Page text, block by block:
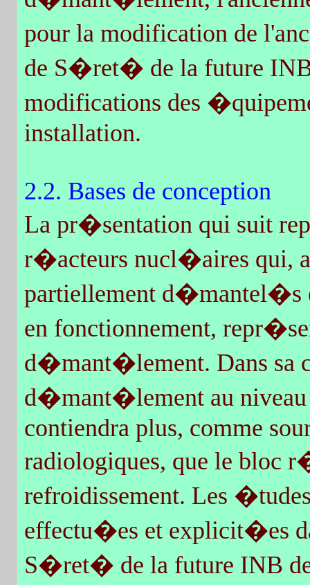
pour la modification de
de S�ret� de la future
modifications des
installation.
2.2. Bases de conception
La pr�sentation qui suit
r�acteurs nucl�aires qui,
partiellement d�mantel�s
en fonctionnement,
d�mant�lement. Dans sa
d�mant�lement au
contiendra plus, comme
radiologiques, que le bloc
refroidissement. Les
effectu�es et explicit�es
S�ret� de la future INB